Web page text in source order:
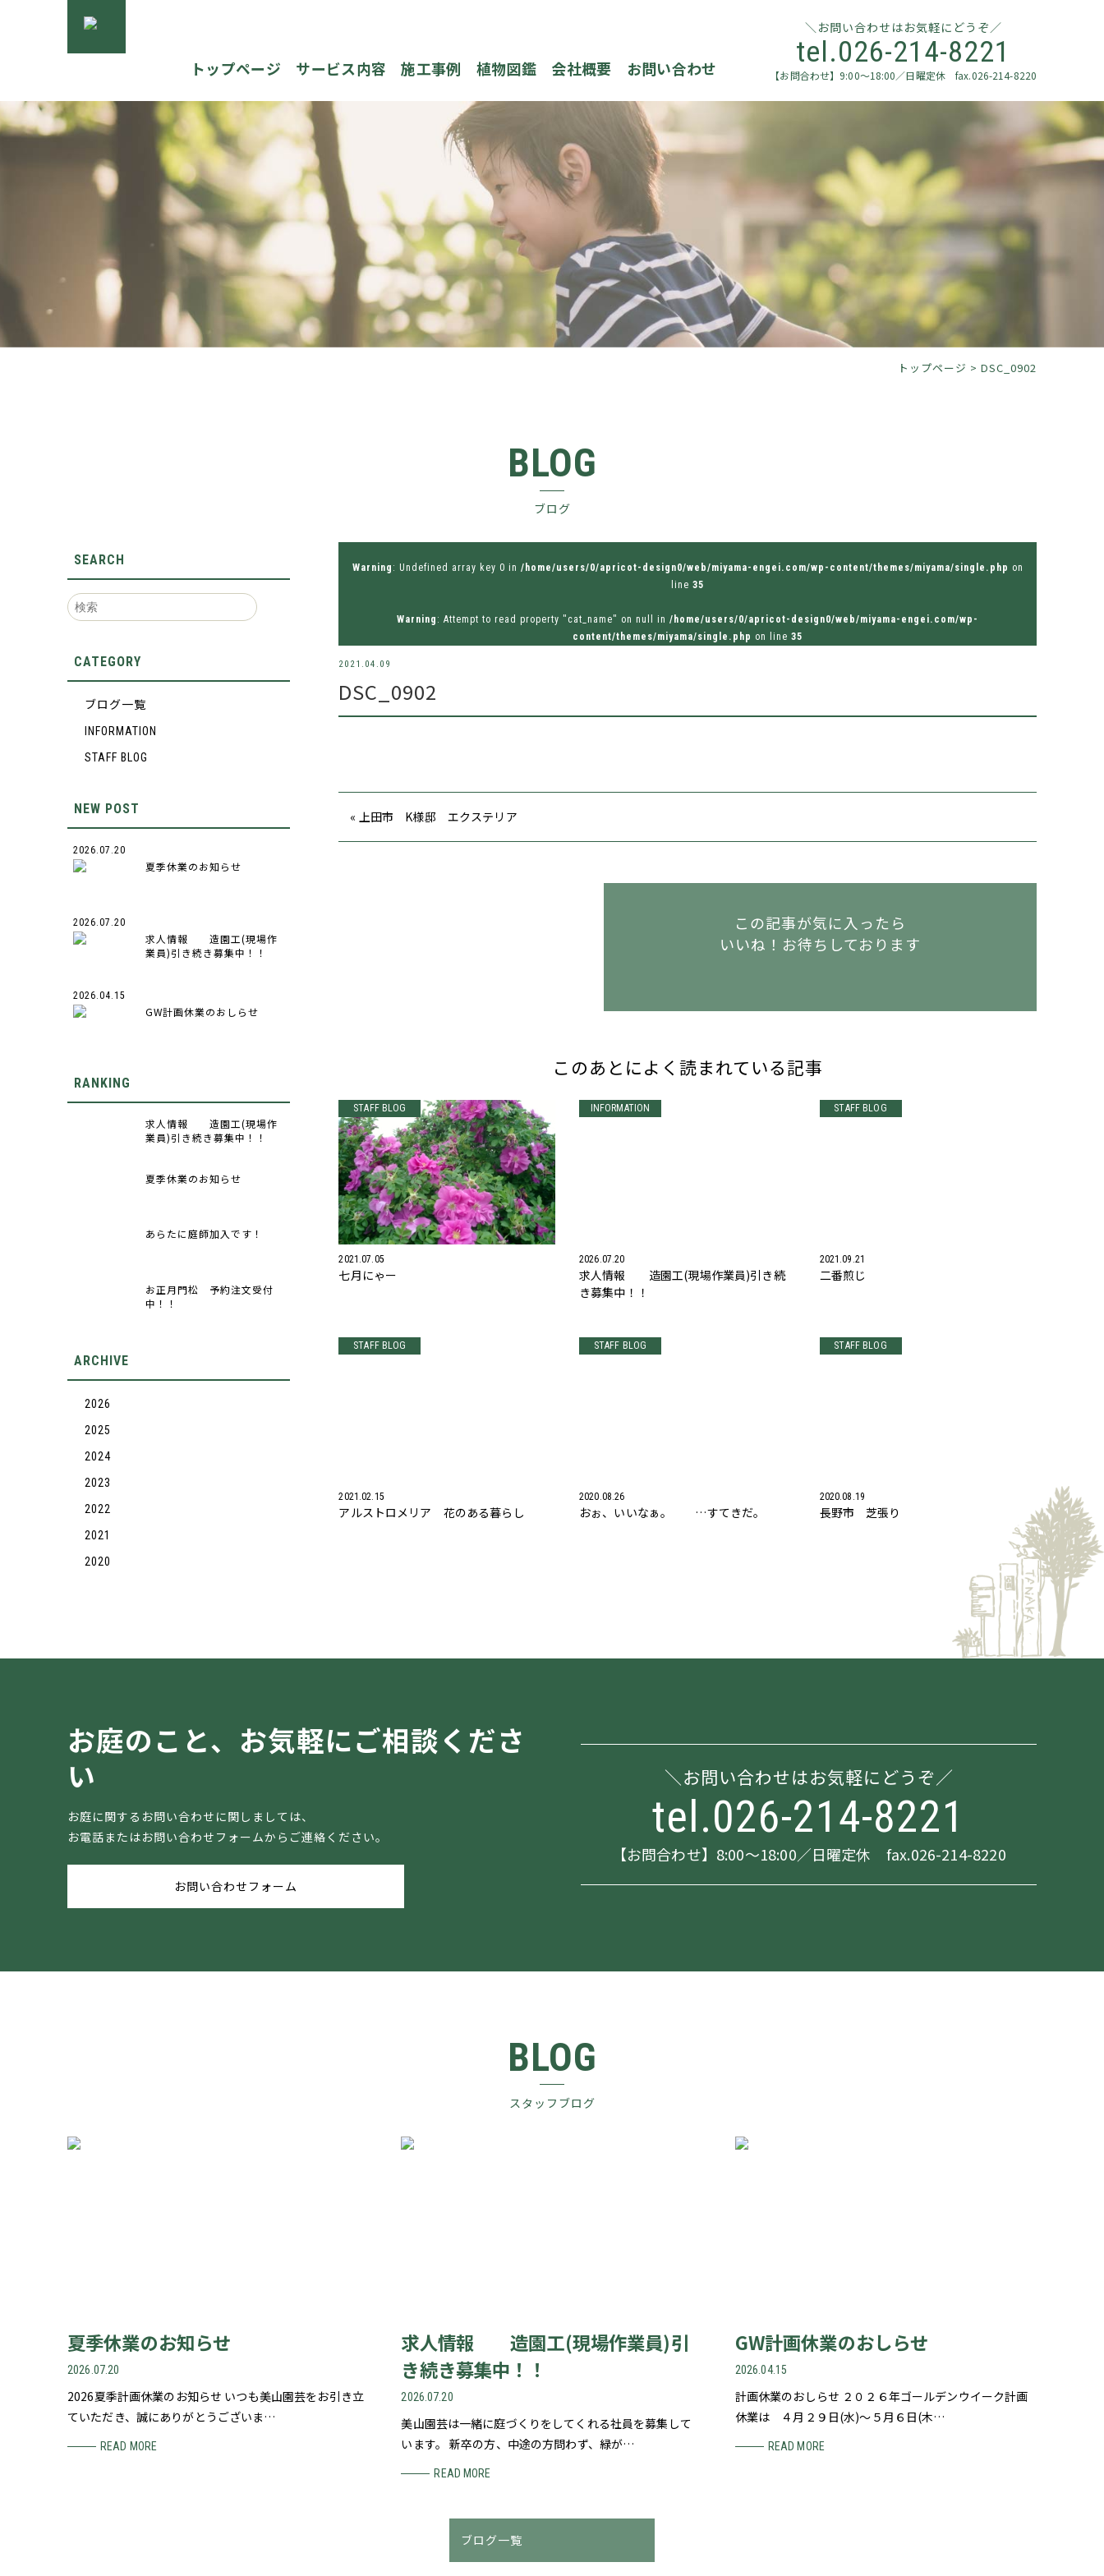
トップページ サービス内容 施工事例 植物図鑑 会社概要 お問い合わせ
お問い合わせはお気軽にどうぞ
tel.026-214-8221
【お問合わせ】9:00～18:00／日曜定休 fax.026-214-8220
トップページ > DSC_0902
BLOG
ブログ
Warning : Undefined array key 0 in /home/users/0/apricot-design0/web/miyama-engei.com/wp-content/themes/miyama/single.php on
line35
Warning : Attempt to read property "cat_name" on null in/home/users/0/apricot-design0/web/miyama-engei.com/wp-
content/themes/miyama/single.php on line35
2021.04.09
DSC_0902
« 上田市 K様邸 エクステリア
この記事が気に入ったら
いいね！ お待ちしております
このあとによく読まれている記事
STAFF BLOG
2021.07.05
七月にゃー
INFORMATION
2026.07.20
求人情報 造園工(現場作業員)引き続
き募集中！！
STAFF BLOG
2021.09.21
二番煎じ
STAFF BLOG
2021.02.15
アルストロメリア 花のある暮らし
STAFF BLOG
2020.08.26
おぉ、いいなぁ。 …すてきだ。
STAFF BLOG
2020.08.19
長野市 芝張り
SEARCH
CATEGORY
ブログ一覧
INFORMATION
STAFF BLOG
NEW POST
2026.07.20
夏季休業のお知らせ
2026.07.20
求人情報 造園工(現場作
業員)引き続き募集中！！
2026.04.15
GW計画休業のおしらせ
RANKING
求人情報 造園工(現場作
業員)引き続き募集中！！
夏季休業のお知らせ
あらたに庭師加入です！
お正月門松 予約注文受付
中！！
ARCHIVE
2026
2025
2024
2023
2022
2021
2020
お庭のこと、 お気軽にご相談くださ
い
お庭に関するお問い合わせに関しましては、
お電話またはお問い合わせフォームからご連絡ください。
お問い合わせフォーム
お問い合わせはお気軽にどうぞ
tel.026-214-8221
【お問合わせ】8:00～18:00／日曜定休 fax.026-214-8220
BLOG
スタッフブログ
夏季休業のお知らせ
2026.07.20
2026夏季計画休業のお知らせ いつも美山園芸をお引き立
ていただき、誠にありがとうございま…
READ MORE
求人情報 造園工(現場作業員)引
き続き募集中！！
2026.07.20
美山園芸は一緒に庭づくりをしてくれる社員を募集して
います。 新卒の方、中途の方問わず、緑が…
READ MORE
GW計画休業のおしらせ
2026.04.15
計画休業のおしらせ ２０２６年ゴールデンウイーク計画
休業は ４月２９日(水)～５月６日(木…
READ MORE
ブログ一覧